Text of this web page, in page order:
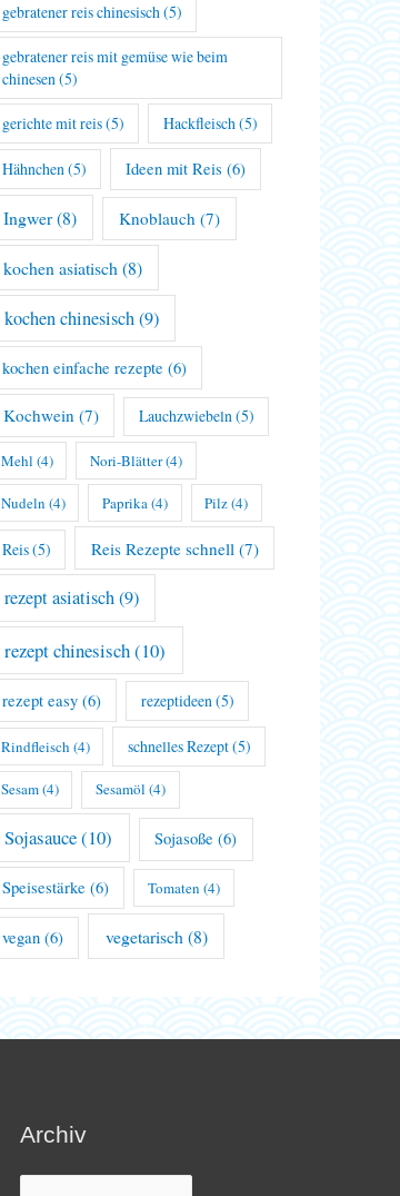
gebratener reis chinesisch(5)
gebratener reis mit gemüse wie beim
chinesen(5)
gerichte mit reis(5) Hackfleisch (5)
Hähnchen(5) Ideen mit Reis (6)
Ingwer(8) Knoblauch (7)
kochen asiatisch (8)
kochen chinesisch(9)
kochen einfache rezepte (6)
Kochwein(7) Lauchzwiebeln(5)
Mehl (4) Nori-Blätter(4)
Nudeln (4) Paprika (4) Pilz(4)
Reis(5) Reis Rezepte schnell (7)
rezept asiatisch(9)
rezept chinesisch(10)
rezept easy (6) rezeptideen (5)
Rindfleisch (4) schnelles Rezept(5)
Sesam(4) Sesamöl (4)
Sojasauce(10) Sojasoße (6)
Speisestärke (6) Tomaten (4)
vegan (6) vegetarisch (8)
Archiv